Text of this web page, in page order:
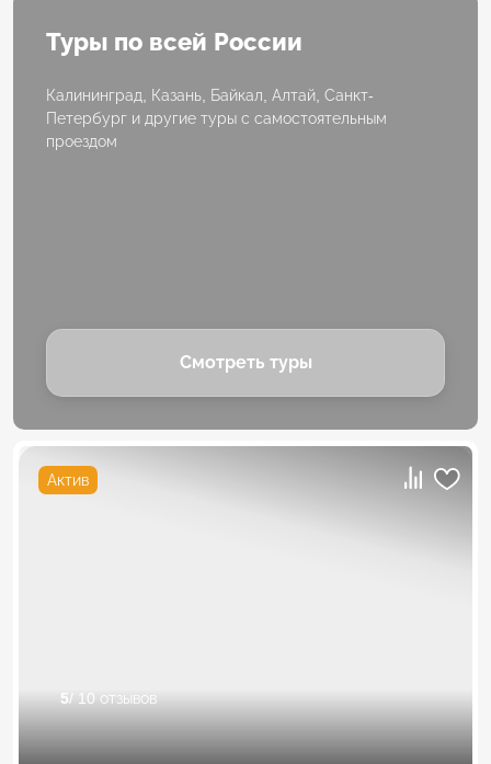
Туры по всей России
Калининград, Казань, Байкал, Алтай, Санкт-
Петербург и другие туры с самостоятельным
проездом
Смотреть туры
Актив
5/ 10 отзывов